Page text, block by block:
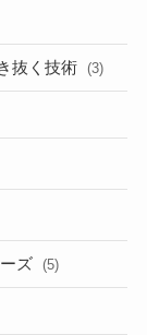
抜く技術 (3)
ズ (5)